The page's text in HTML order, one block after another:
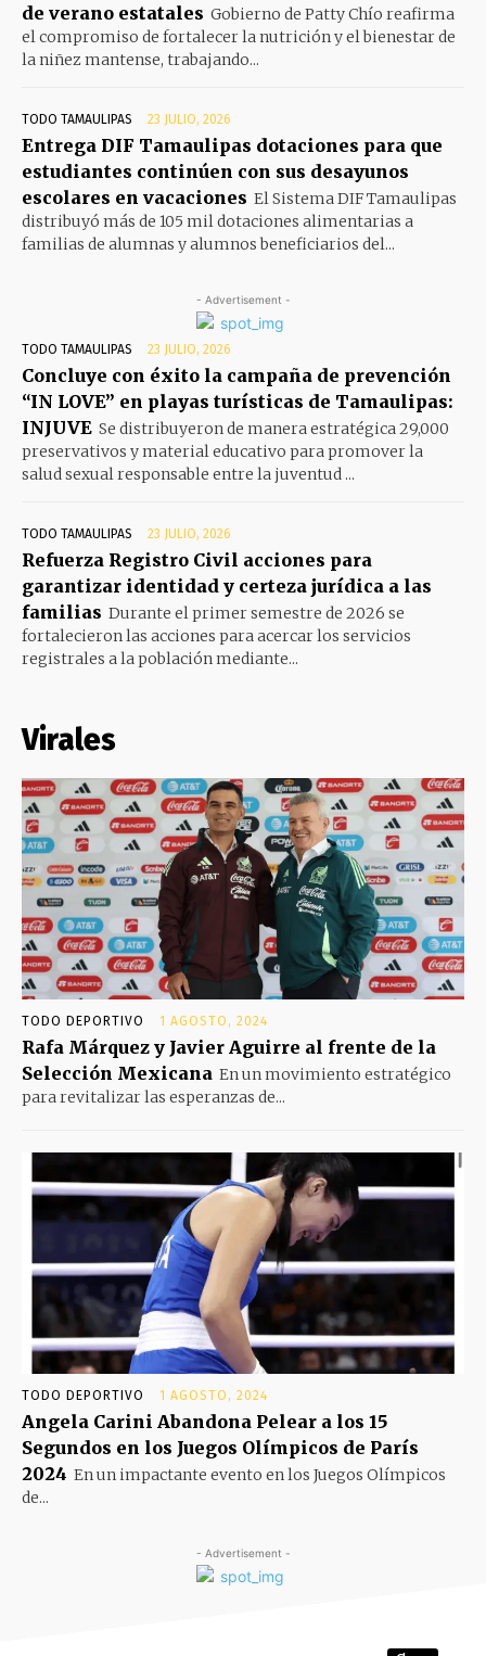
de verano estatales Gobierno de Patty Chío reafirma
el compromiso de fortalecer la nutrición y el bienestar de
la niñez mantense, trabajando...
TODO TAMAULIPAS 23 JULIO, 2026
Entrega DIF Tamaulipas dotaciones para que
estudiantes continúen con sus desayunos
escolares en vacaciones El Sistema DIF Tamaulipas
distribuyó más de 105 mil dotaciones alimentarias a
familias de alumnas y alumnos beneficiarios del...
- Advertisement -
TODO TAMAULIPAS 23 JULIO, 2026
Concluye con éxito la campaña de prevención
“IN LOVE” en playas turísticas de Tamaulipas:
INJUVE Se distribuyeron de manera estratégica 29,000
preservativos y material educativo para promover la
salud sexual responsable entre la juventud ...
TODO TAMAULIPAS 23 JULIO, 2026
Refuerza Registro Civil acciones para
garantizar identidad y certeza jurídica a las
familias Durante el primer semestre de 2026 se
fortalecieron las acciones para acercar los servicios
registrales a la población mediante...
Virales
TODO DEPORTIVO 1 AGOSTO, 2024
Rafa Márquez y Javier Aguirre al frente de la
Selección Mexicana En un movimiento estratégico
para revitalizar las esperanzas de...
TODO DEPORTIVO 1 AGOSTO, 2024
Angela Carini Abandona Pelear a los 15
Segundos en los Juegos Olímpicos de París
2024 En un impactante evento en los Juegos Olímpicos
de...
- Advertisement -